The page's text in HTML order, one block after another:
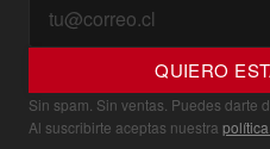
QUIERO
Sin spam. Sin ventas. Puedes darte
Al suscribirte aceptas nuestra